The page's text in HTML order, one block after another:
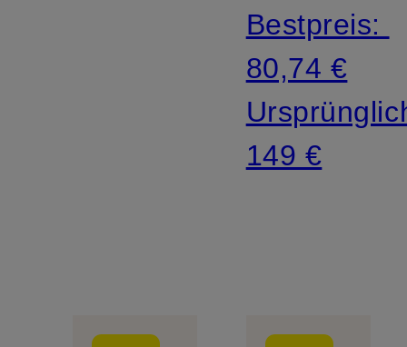
Bestpreis:
80,74 €
149 €